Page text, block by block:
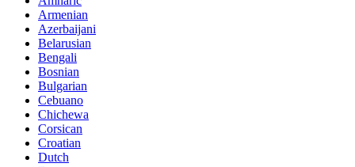
Armenian
Azerbaijani
Belarusian
Bengali
Bosnian
Bulgarian
Cebuano
Chichewa
Corsican
Croatian
Dutch